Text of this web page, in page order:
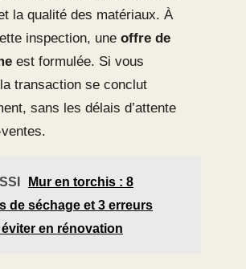
la qualité des matériaux. À
inspection, une offre de
est formulée. Si vous
transaction se conclut
sans les délais d’attente
Mur en torchis : 8
de séchage et 3 erreurs
en rénovation